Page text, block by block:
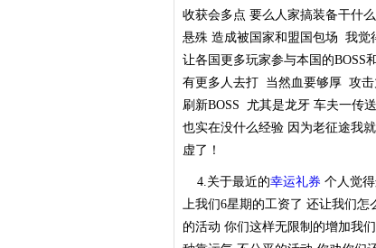
收获会多点 要么人家搞装备干什
悬殊 造成被国家和盟国包场 我觉
让各国更多玩家参与本国的BOSS
有更多人去打 当然血要够厚 攻
刷新BOSS 尤其是龙牙 车夫一传
也实在没什么经验 因为老征途我
虚了！
4.关于最近的幸运礼券 个人觉
上我们6星期的工资了 还让我们
的活动 你们这样无限制的增加我